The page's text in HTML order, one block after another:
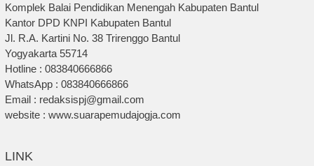
Komplek Balai Pendidikan Menengah Kabupaten Bantul
Kantor DPD KNPI Kabupaten Bantul
Jl. R.A. Kartini No. 38 Trirenggo Bantul
Yogyakarta 55714
Hotline : 083840666866
WhatsApp : 083840666866
Email : redaksispj@gmail.com
website : www.suarapemudajogja.com
LINK